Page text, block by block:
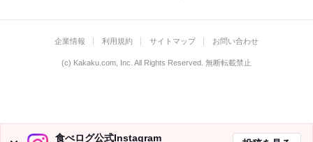
食べログ公式Instagram
企業情報 利用規約 サイトマップ お問い合わせ
(c) Kakaku.com, Inc. All Rights Reserved. 無断転載禁止